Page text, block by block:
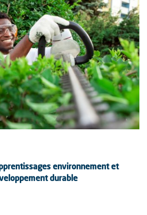
environnement et
durable